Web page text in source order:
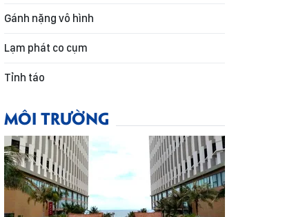
Gánh nặng vô hình
Lạm phát co cụm
Tỉnh táo
MÔI TRƯỜNG